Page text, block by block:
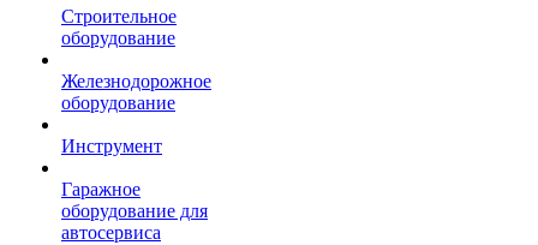
Строительное
оборудование
Железнодорожное
оборудование
Инструмент
Гаражное
оборудование для
автосервиса